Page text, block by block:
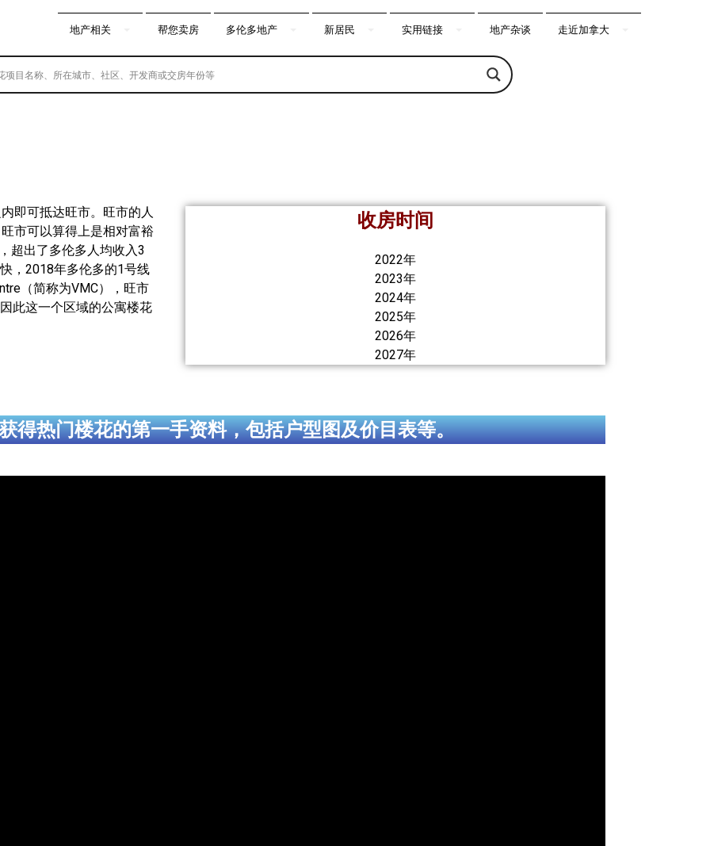
地产相关 帮您卖房 多伦多地产 新居民 实用链接 地产杂谈 走近加拿大
即可抵达旺市。旺市的人
市可以算得上是相对富裕
超出了多伦多人均收入3
，2018年多伦多的1号线
（简称为VMC），旺市
此这一个区域的公寓楼花
收房时间
2022年
2023年
2024年
2025年
2026年
2027年
得热门楼花的第一手资料，包括户型图及价目表等。